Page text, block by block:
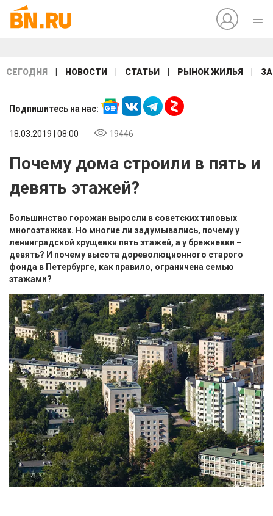
СЕГОДНЯ НОВОСТИ СТАТЬИ РЫНОК ЖИЛЬЯ
Подпишитесь на нас:
18.03.2019 | 08:00 19446
Почему дома строили в пять и
девять этажей?
Большинство горожан выросли в советских типовых
многоэтажках. Но многие ли задумывались, почему у
ленинградской хрущевки пять этажей, а у брежневки –
девять? И почему высота дореволюционного старого
фонда в Петербурге, как правило, ограничена семью
этажами?